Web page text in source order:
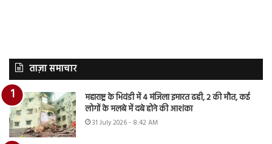
ताज़ा समाचार
महाराष्ट्र के भिवंडी में 4 मंजिला इमारत ढही, 2 की मौत, कई
लोगों के मलबे में दबे होने की आशंका
31 July 2026 - 8:42 AM